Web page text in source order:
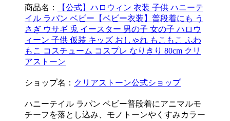
商品名：
【公式】ハロウィン 衣装 子供 ハニーテ
イル ラパン ベビー【ベビー衣装】普段着にも う
さぎ ウサギ 兎 イースター 男の子 女の子 ハロウ
ィーン 子供 仮装 キッズ おしゃれ もこもこ ふわ
もこ コスチューム コスプレ なりきり 80cm クリ
アストーン
ショップ名： クリアストーン公式ショップ
ハニーテイル ラパン ベビー普段着にアニマルモ
チーフを落とし込み、モノトーンやくすみカラー